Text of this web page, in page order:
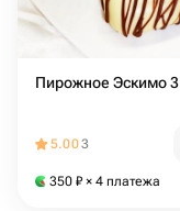
Пирожное Эскимо 3
5.003
350 ₽ × 4 платежа